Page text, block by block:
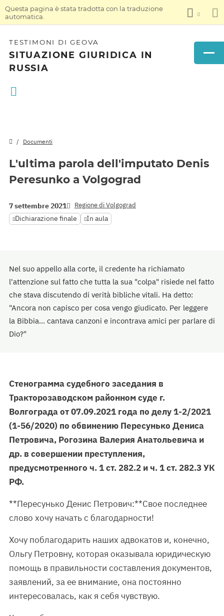
Questa pagina è stata tradotta con la traduzione
automatica.
TESTIMONI DI GEOVA
SITUAZIONE GIURIDICA IN
RUSSIA
Documenti
L'ultima parola dell'imputato Denis
Peresunko a Volgograd
7 settembre 2021 Regione di Volgograd
Dichiarazione finale In aula
Nel suo appello alla corte, il credente ha richiamato
l'attenzione sul fatto che tutta la sua "colpa" risiede nel fatto
che stava discutendo di verità bibliche vitali. Ha detto:
"Ancora non capisco per cosa vengo giudicato. Per leggere
la Bibbia... cantava canzoni e incontrava amici per parlare di
Dio?"
Стенограмма судебного заседания в
Тракторозаводском районном суде г.
Волгограда от 07.09.2021 года по делу 1-2/2021
(1-56/2020) по обвинению Пересунько Дениса
Петровича, Рогозина Валерия Анатольевича и
др. в совершении преступления,
предусмотренного ч. 1 ст. 282.2 и ч. 1 ст. 282.3 УК
РФ.
**Пересунько Денис Петрович:**Свое последнее
слово хочу начать с благодарности!
Хочу поблагодарить наших адвокатов и, конечно,
Ольгу Петровну, которая оказывала юридическую
помощь в правильности составления документов,
заявлений, за ее внимание, она постоянно
интересовалась, как я себя чувствую.